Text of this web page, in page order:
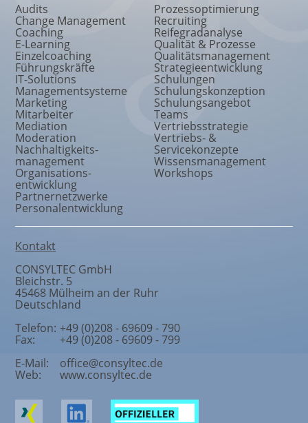
Audits
Change Management
Coaching
E-Learning
Einzelcoaching
Führungskräfte
IT-Solutions
Managementsysteme
Marketing
Mitarbeiter
Mediation
Moderation
Nachhaltigkeits-
management
Organisations-
entwicklung
Partnernetzwerke
Personalentwicklung
Prozessoptimierung
Recruiting
Reifegradanalyse
Qualität & Prozesse
Qualitätsmanagement
Strategieentwicklung
Schulungen
Schulungskonzeption
Schulungsangebot
Teams
Vertriebsstrategie
Vertriebs- &
Servicekonzepte
Wissensmanagement
Workshops
Kontakt
CONSYLTEC GmbH
Bleichstr. 5
45468 Mülheim an der Ruhr
Deutschland
Telefon: +49 (0)208 - 69609 - 790
Fax:
+49 (0)208 - 69609 - 799
E-Mail:
office@consyltec.de
Web: www.consyltec.de